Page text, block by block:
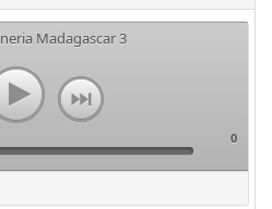
Madagascar 3
0